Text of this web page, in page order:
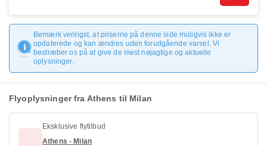
Bemærk venligst, at priserne på denne side muligvis ikke er
opdaterede og kan ændres uden forudgående varsel. Vi
bestræber os på at give de mest nøjagtige og aktuelle
oplysninger.
Flyoplysninger fra Athens til Milan
Eksklusive flytilbud
Athens - Milan